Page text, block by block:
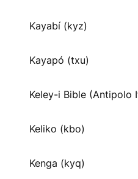
Kayabí (kyz)
Kayapó (txu)
Keley-i Bible (Antipolo
Keliko (kbo)
Kenga (kyq)